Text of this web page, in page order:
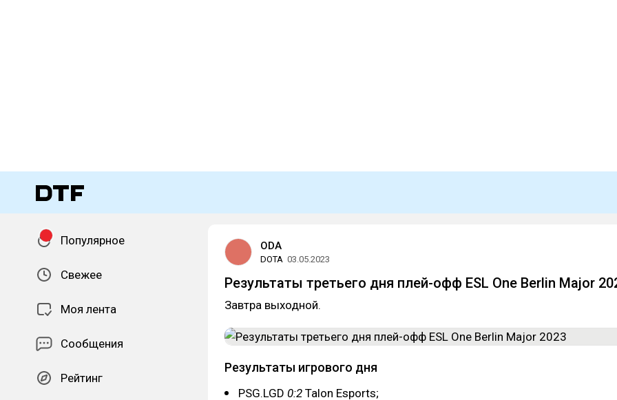
Популярное
Свежее
Моя лента
Сообщения
Рейтинг
ODA
DOTA 03.05.2023
Результаты третьего дня плей-офф ESL One Berlin Major
Завтра выходной.
Результаты игрового дня
PSG.LGD 0:2 Talon Esports;